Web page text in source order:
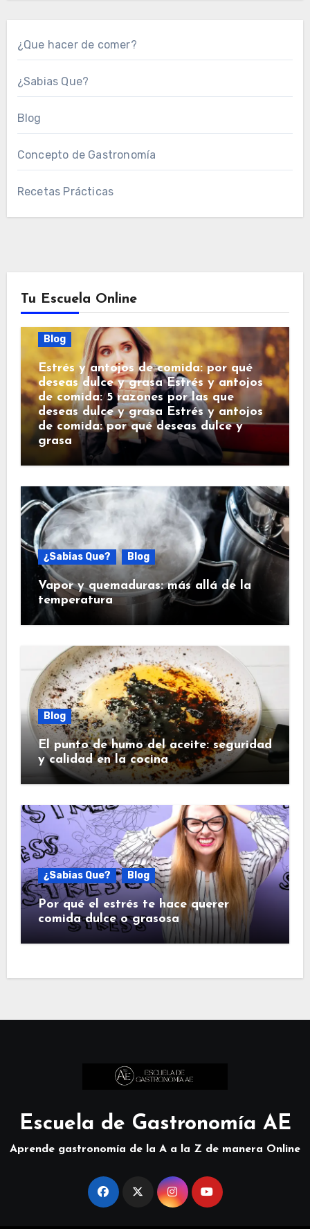
¿Que hacer de comer?
¿Sabias Que?
Blog
Concepto de Gastronomía
Recetas Prácticas
Tu Escuela Online
Blog
Estrés y antojos de comida: por qué
deseas dulce y grasa Estrés y antojos
de comida: 5 razones por las que
deseas dulce y grasa Estrés y antojos
de comida: por qué deseas dulce y
grasa
¿Sabias Que? Blog
Vapor y quemaduras: más allá de la
temperatura
Blog
El punto de humo del aceite: seguridad
y calidad en la cocina
¿Sabias Que? Blog
Por qué el estrés te hace querer
comida dulce o grasosa
Escuela de Gastronomía AE
Aprende gastronomía de la A a la Z de manera Online